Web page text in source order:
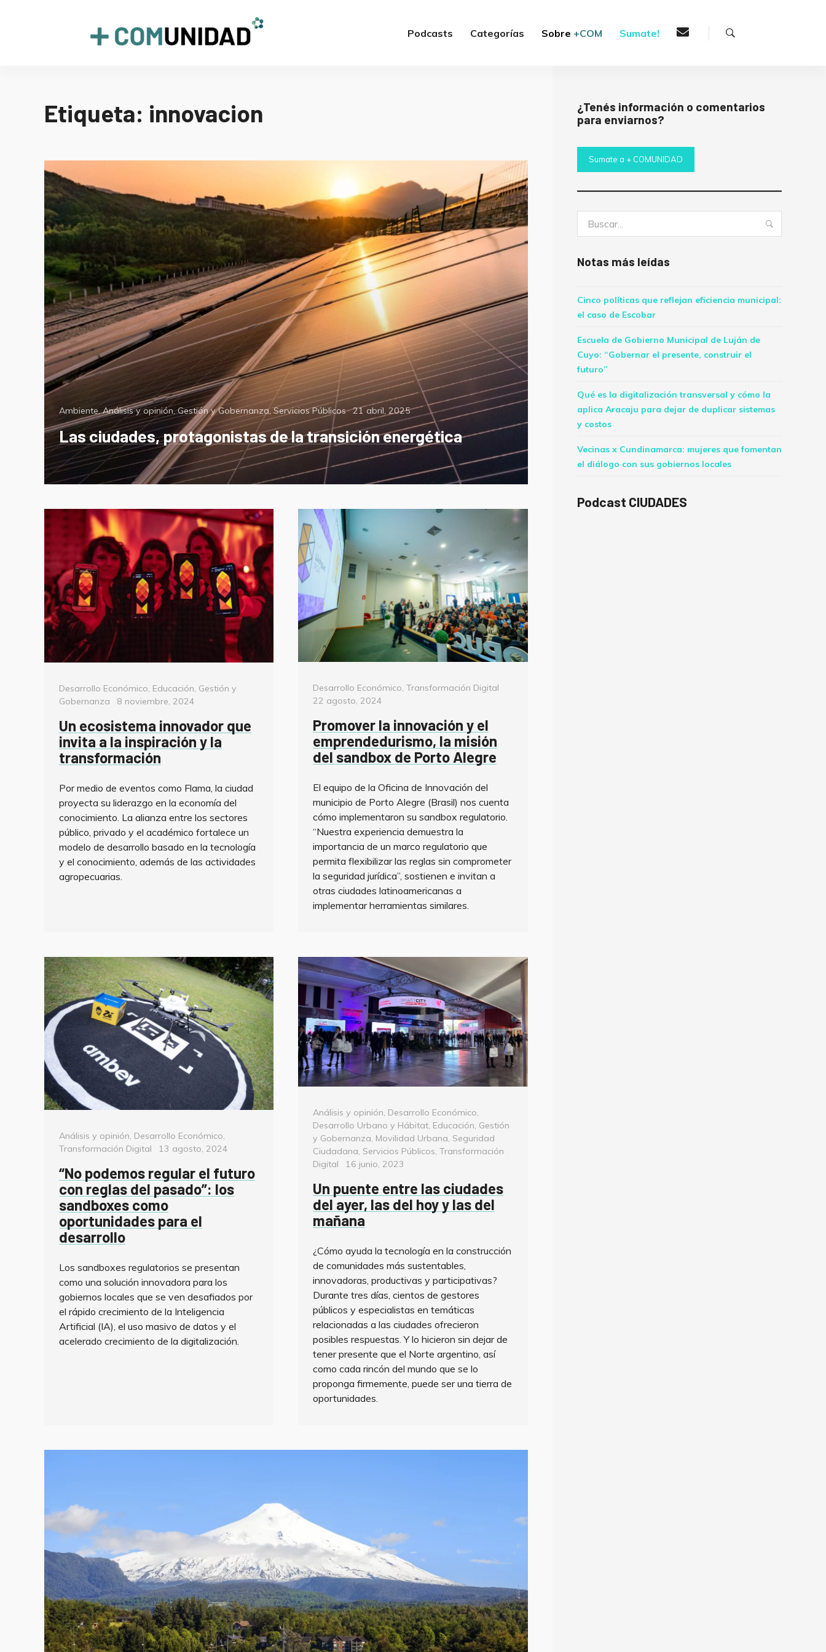
+COMUNIDAD Podcasts Categorías Sobre+COM Sumate!
Etiqueta: innovacion
Categorías
Ambiente,Análisis y opinión,Gestión y Gobernanza,Servicios Públicos Posted
on
21 abril, 2025
Las ciudades, protagonistas de la transición energética
Categorías
Desarrollo Económico, Educación, Gestión y
Gobernanza
Posted
8 noviembre, 2024
Un ecosistema innovador que
invita a la inspiración y la
transformación
Por medio de eventos como Flama, la ciudad
proyecta su liderazgo en la economía del
conocimiento. La alianza entre los sectores
público, privado y el académico fortalece un
modelo de desarrollo basado en la tecnología
y el conocimiento, además de las actividades
agropecuarias.
Categorías
Desarrollo Económico,Transformación Digital
22 agosto, 2024
Promover la innovación y el
emprendedurismo, la misión
del sandbox de Porto Alegre
El equipo de la Oficina de Innovación del
municipio de Porto Alegre (Brasil) nos cuenta
cómo implementaron su sandbox regulatorio.
“Nuestra experiencia demuestra la
importancia de un marco regulatorio que
permita flexibilizar las reglas sin comprometer
la seguridad jurídica”, sostienen e invitan a
otras ciudades latinoamericanas a
implementar herramientas similares.
Categorías
Análisis y opinión, Desarrollo Económico,
Transformación Digital
Posted
13 agosto, 2024
“No podemos regular el futuro
con reglas del pasado”: los
sandboxes como
oportunidades para el
desarrollo
Los sandboxes regulatorios se presentan
como una solución innovadora para los
gobiernos locales que se ven desafiados por
el rápido crecimiento de la Inteligencia
Artificial (IA), el uso masivo de datos y el
acelerado crecimiento de la digitalización.
Categorías
Análisis y opinión, Desarrollo Económico,
Desarrollo Urbano y Hábitat, Educación, Gestión
y Gobernanza, Movilidad Urbana, Seguridad
Ciudadana, Servicios Públicos,Transformación
Digital
Posted
16 junio, 2023
Un puente entre las ciudades
del ayer, las del hoy y las del
mañana
¿Cómo ayuda la tecnología en la construcción
de comunidades más sustentables,
innovadoras, productivas y participativas?
Durante tres días, cientos de gestores
públicos y especialistas en temáticas
relacionadas a las ciudades ofrecieron
posibles respuestas. Y lo hicieron sin dejar de
tener presente que el Norte argentino, así
como cada rincón del mundo que se lo
proponga firmemente, puede ser una tierra de
oportunidades.
¿Tenés información o comentarios
para enviarnos?
Sumate a + COMUNIDAD
Notas más leídas
Cinco políticas que reflejan eficiencia municipal:
el caso de Escobar
Escuela de Gobierno Municipal de Luján de
Cuyo: “Gobernar el presente, construir el
futuro”
Qué es la digitalización transversal y cómo la
aplica Aracaju para dejar de duplicar sistemas
y costos
Vecinas x Cundinamarca: mujeres que fomentan
el diálogo con sus gobiernos locales
Podcast CIUDADES